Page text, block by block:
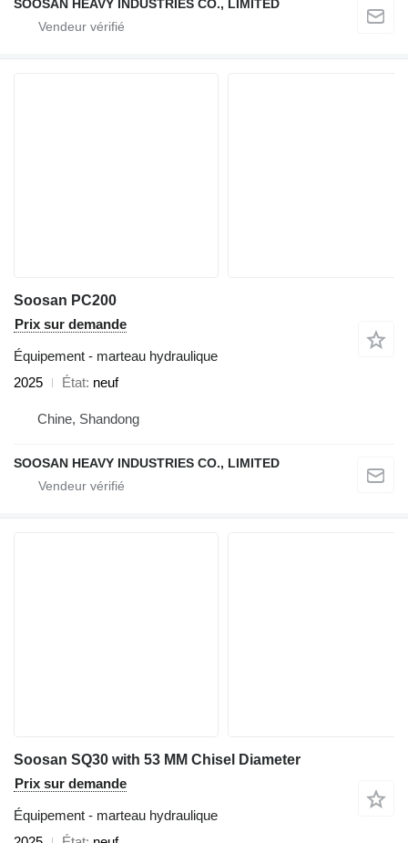
SOOSAN HEAVY INDUSTRIES CO., LIMITED
Soosan PC200
Prix sur demande
Équipement - marteau hydraulique
2025
État neuf
Chine, Shandong
SOOSAN HEAVY INDUSTRIES CO., LIMITED
Soosan SQ30 with 53 MM Chisel Diameter
Prix sur demande
Équipement - marteau hydraulique